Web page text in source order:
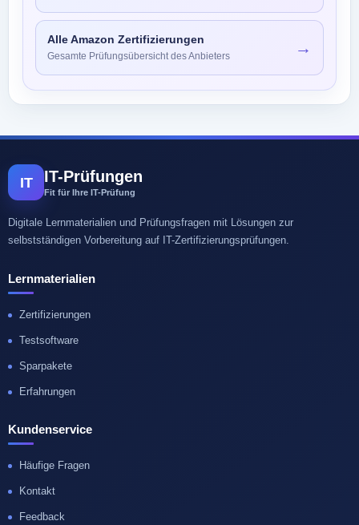
Alle Amazon Zertifizierungen
Gesamte Prüfungsübersicht des Anbieters →
IT IT-Prüfungen
Fit für Ihre IT-Prüfung
Digitale Lernmaterialien und Prüfungsfragen mit Lösungen zur
selbstständigen Vorbereitung auf IT-Zertifizierungsprüfungen.
Lernmaterialien
Zertifizierungen
Testsoftware
Sparpakete
Erfahrungen
Kundenservice
Häufige Fragen
Kontakt
Feedback